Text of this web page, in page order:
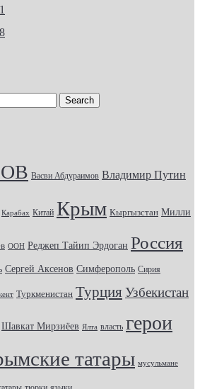
Васви Абдураимов Владимир Путин
Карабах Китай Крым Кыргызстан Милли
ООН Реджеп Тайип Эрдоган Россия
Сергей Аксенов Симферополь Сирия
Туркменистан Турция Узбекистан
Шавкат Мирзиёев Ялта власть герои
татары мусульмане